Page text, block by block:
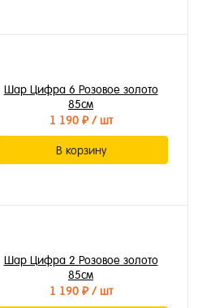
Шар Цифра 6 Розовое золото
85см
1 190 ₽/ шт
В корзину
Шар Цифра 2 Розовое золото
85см
1 190 ₽/ шт